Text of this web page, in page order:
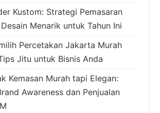
Kustom: Strategi Pemasaran
Menarik untuk Tahun Ini
Percetakan Jakarta Murah
Jitu untuk Bisnis Anda
Kemasan Murah tapi Elegan:
Awareness dan Penjualan